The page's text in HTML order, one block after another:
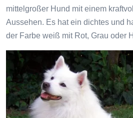
mittelgroßer Hund mit einem
Aussehen. Es hat ein dichtes und
der Farbe weiß mit Rot, Grau oder